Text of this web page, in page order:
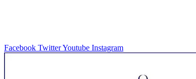
Facebook TwitterYoutube Instagram